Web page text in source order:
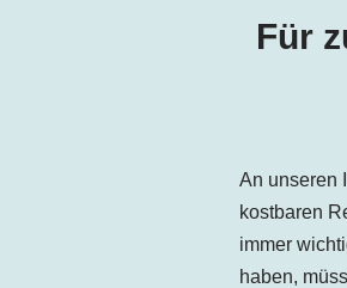
Für
An unseren
kostbaren
immer
haben,